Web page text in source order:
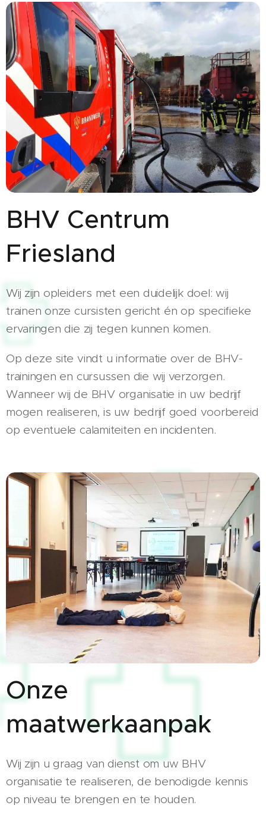
BHV Centrum
Friesland
Wij zijn opleiders met een duidelijk doel: wij
trainen onze cursisten gericht én op specifieke
ervaringen die zij tegen kunnen komen.
Op deze site vindt u informatie over de BHV-
trainingen en cursussen die wij verzorgen.
Wanneer wij de BHV organisatie in uw bedrijf
mogen realiseren, is uw bedrijf goed voorbereid
op eventuele calamiteiten en incidenten.
Onze
maatwerkaanpak
Wij zijn u graag van dienst om uw BHV
organisatie te realiseren, de benodigde kennis
op niveau te brengen en te houden.